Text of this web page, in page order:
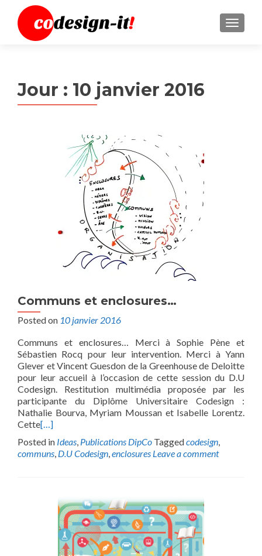
MENU
Jour : 10 janvier 2016
Communs et enclosures…
Posted on 10 janvier 2016
Communs et enclosures… Merci à Sophie Pène et
Sébastien Rocq pour leur intervention. Merci à Yann
Glever et Vincent Guesdon de la Greenhouse de Deloitte
pour leur accueil à l’occasion de cette session du D.U
Codesign. Restitution multimédia proposée par les
participante du Diplôme Universitaire Codesign :
Nathalie Bourva, Myriam Moussan et Isabelle Lorentz.
Cette[…]
Posted in Ideas, Publications DipCo Taggedcodesign,
communs, D.U Codesign,enclosures Leave a comment